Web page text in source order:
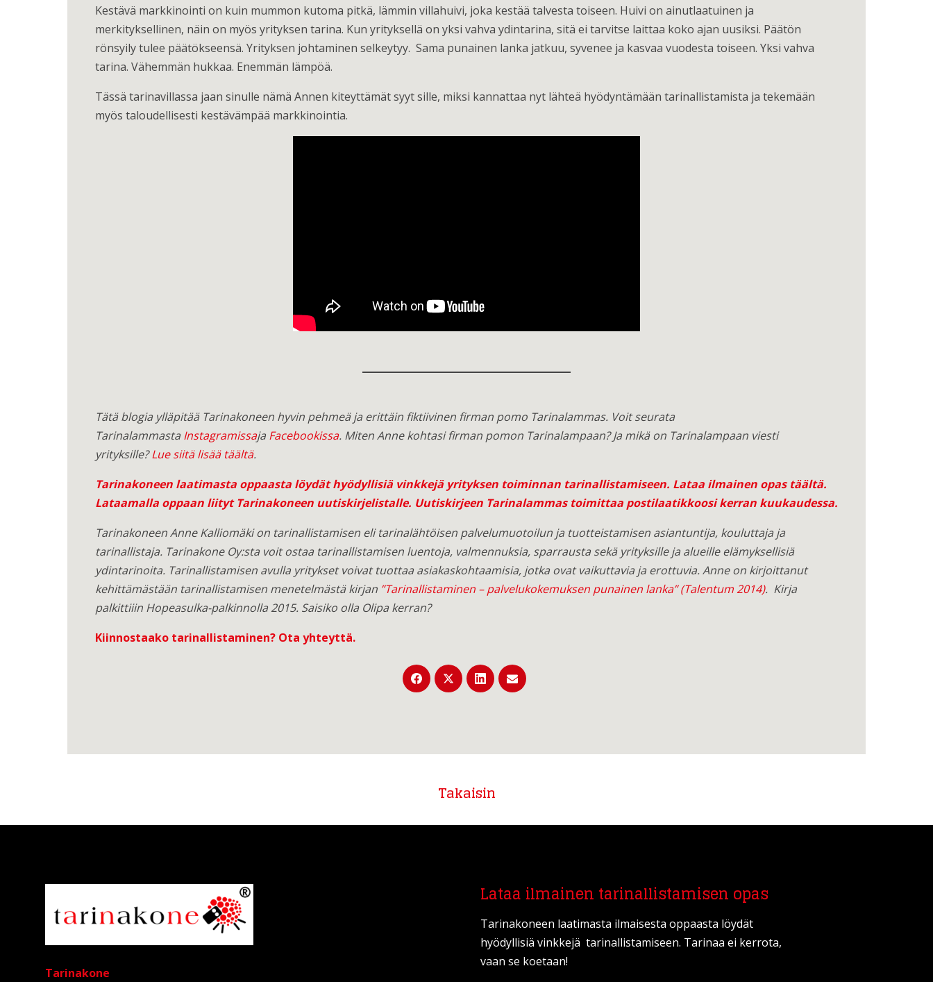
Kestävä markkinointi on kuin mummon kutoma pitkä, lämmin villahuivi, joka kestää talvesta toiseen. Huivi on ainutlaatuinen ja
merkityksellinen, näin on myös yrityksen tarina. Kun yrityksellä on yksi vahva ydintarina, sitä ei tarvitse laittaa koko ajan uusiksi. Päätön
rönsyily tulee päätökseensä. Yrityksen johtaminen selkeytyy. Sama punainen lanka jatkuu, syvenee ja kasvaa vuodesta toiseen. Yksi vahva
tarina. Vähemmän hukkaa. Enemmän lämpöä.
Tässä tarinavillassa jaan sinulle nämä Annen kiteyttämät syyt sille, miksi kannattaa nyt lähteä hyödyntämään tarinallistamista ja tekemään
myös taloudellisesti kestävämpää markkinointia.
Tätä blogia ylläpitää Tarinakoneen hyvin pehmeä ja erittäin fiktiivinen firman pomo Tarinalammas. Voit seurata
Tarinalammasta Instagramissaja Facebookissa. Miten Anne kohtasi firman pomon Tarinalampaan? Ja mikä on Tarinalampaan viesti
yrityksille?Lue siitä lisää täältä.
Tarinakoneen laatimasta oppaasta löydät hyödyllisiä vinkkejä yrityksen toiminnan tarinallistamiseen. Lataa ilmainen opas täältä.
Lataamalla oppaan liityt Tarinakoneen uutiskirjelistalle. Uutiskirjeen Tarinalammas toimittaa postilaatikkoosi kerran kuukaudessa.
Tarinakoneen Anne Kalliomäki on tarinallistamisen eli tarinalähtöisen palvelumuotoilun ja tuotteistamisen asiantuntija, kouluttaja ja
tarinallistaja. Tarinakone Oy:sta voit ostaa tarinallistamisen luentoja, valmennuksia, sparrausta sekä yrityksille ja alueille elämyksellisiä
ydintarinoita. Tarinallistamisen avulla yritykset voivat tuottaa asiakaskohtaamisia, jotka ovat vaikuttavia ja erottuvia. Anne on kirjoittanut
kehittämästään tarinallistamisen menetelmästä kirjan ”Tarinallistaminen – palvelukokemuksen punainen lanka” (Talentum 2014). Kirja
palkittiiin Hopeasulka-palkinnolla 2015. Saisiko olla Olipa kerran?
Kiinnostaako tarinallistaminen? Ota yhteyttä.
Takaisin
Tarinakone
Lataa ilmainen tarinallistamisen opas
Tarinakoneen laatimasta ilmaisesta oppaasta löydät
hyödyllisiä vinkkejä tarinallistamiseen. Tarinaa ei kerrota,
vaan se koetaan!